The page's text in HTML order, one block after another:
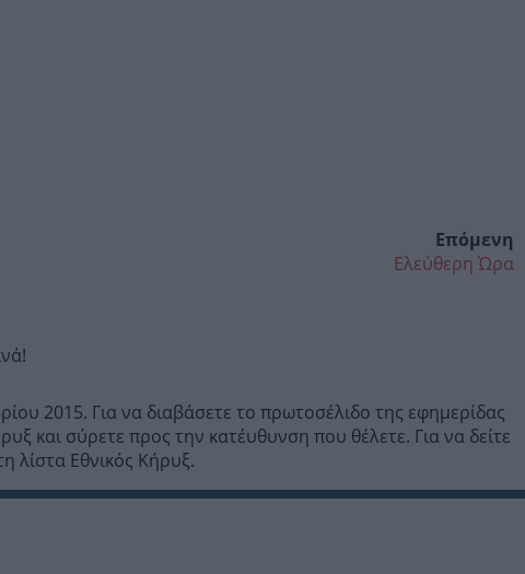
Επόμενη
Ελεύθερη Ώρα
2015. Για να διαβάσετε το πρωτοσέλιδο της εφημερίδας
και σύρετε προς την κατέυθυνση που θέλετε. Για να δείτε
λίστα Εθνικός Κήρυξ.